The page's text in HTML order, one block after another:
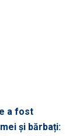
a fost
și bărbați: